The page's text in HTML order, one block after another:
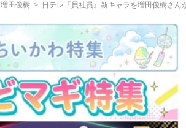
増田俊樹 > 日テレ『貝社員』新キャラを増田俊樹さん